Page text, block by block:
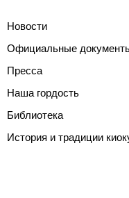
Новости
Официальные
Пресса
Наша гордость
Библиотека
История и традиции